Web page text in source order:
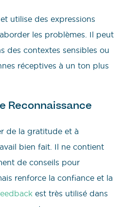
utilise des expressions
les problèmes. Il peut
des contextes sensibles ou
réceptives à un ton plus
Reconnaissance
de la gratitude et à
bien fait. Il ne contient
de conseils pour
renforce la confiance et la
est très utilisé dans